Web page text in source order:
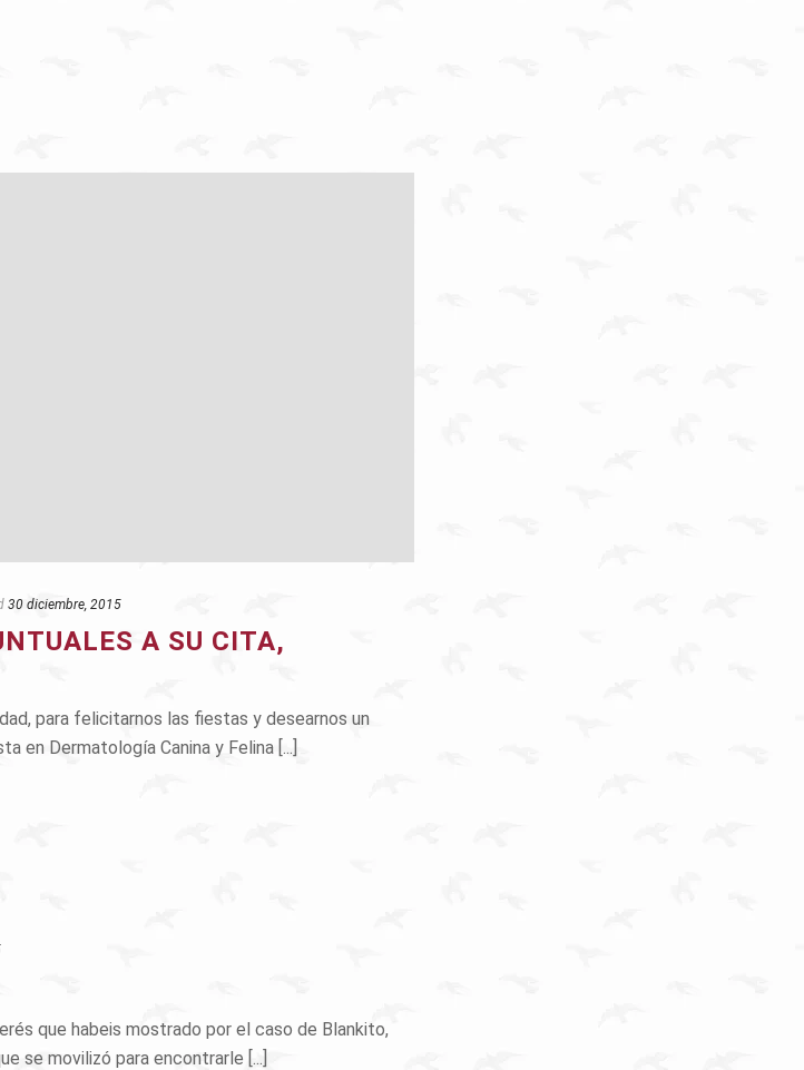
30 diciembre, 2015
A SU CITA,
para felicitarnos las fiestas y desearnos un
en Dermatología Canina y Felina [...]
que habeis mostrado por el caso de Blankito,
se movilizó para encontrarle [...]